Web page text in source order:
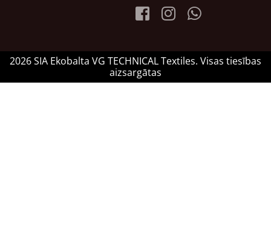
2026 SIA Ekobalta VG TECHNICAL Textiles. Visas tiesības
aizsargātas